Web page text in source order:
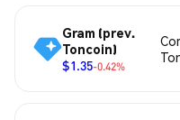
Gram (prev.
Toncoin)
$1.35-0.42%